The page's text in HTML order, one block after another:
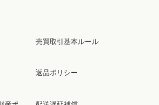
売買取引基本ルール
返品ポリシー